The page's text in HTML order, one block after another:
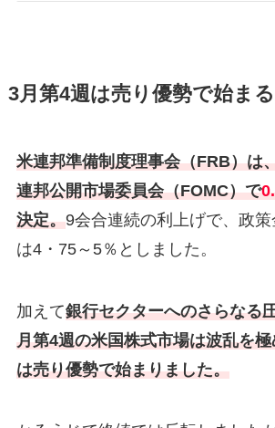
3月第4週は売り優勢で始まる
米連邦準備制度理事会（FRB）は
連邦公開市場委員会（FOMC）で
決定。9会合連続の利上げで、政
は4・75～5％としました。
加えて銀行セクターへのさらなる
月第4週の米国株式市場は波乱を
は売り優勢で始まりました。